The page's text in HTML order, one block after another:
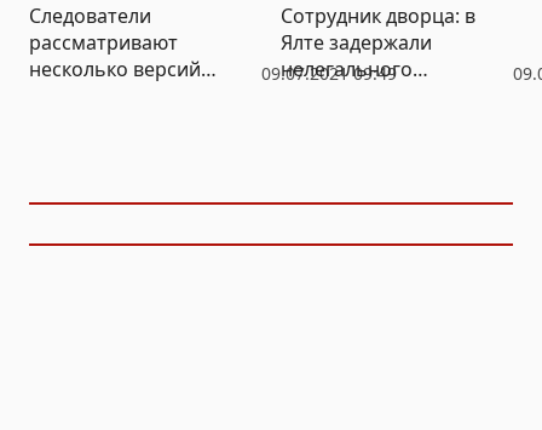
09.07.2021 09:49
Следователи
рассматривают
несколько версий
Сотрудник дворца: в
Ялте задержали
нелегального